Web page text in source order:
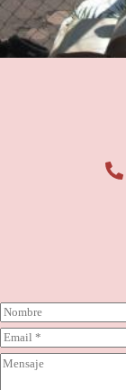
N
o
m
b
r
C
o
r
C